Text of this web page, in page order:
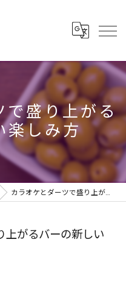
で盛り上がる
楽しみ方
カラオケとダーツで盛り上がるバーの新しい楽しみ方
上がるバーの新しい